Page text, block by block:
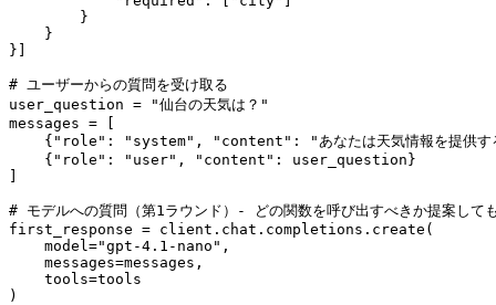
        }
    }
}]
# ユーザーからの質問を受け取る
user_question = "仙台の天気は？"
messages = [
{"role": "system", "content": "あなたは天気情報を提供す
    {"role": "user", "content": user_question}
]
# モデルへの質問（第1ラウンド）- どの関数を呼び出すべきか提案して
first_response = client.chat.completions.create(
    model="gpt-4.1-nano",
    messages=messages,
    tools=tools
)